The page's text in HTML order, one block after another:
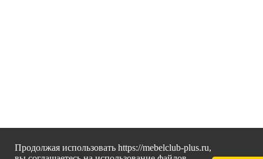
Продолжая использовать https://mebelclub-plus.ru,